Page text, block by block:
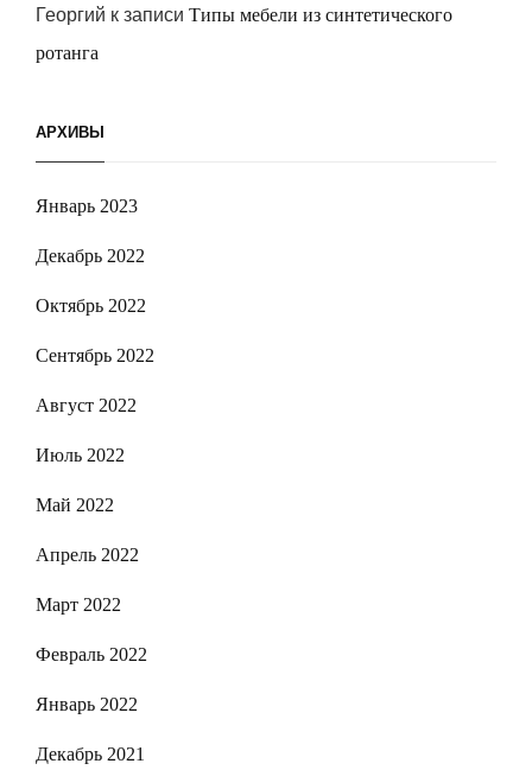
Георгий к записи Типы мебели из синтетического
ротанга
АРХИВЫ
Январь 2023
Декабрь 2022
Октябрь 2022
Сентябрь 2022
Август 2022
Июль 2022
Май 2022
Апрель 2022
Март 2022
Февраль 2022
Январь 2022
Декабрь 2021